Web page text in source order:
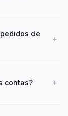
de
+
contas? +